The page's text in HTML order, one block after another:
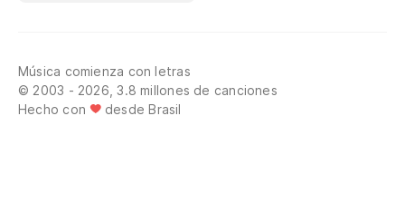
Música comienza con letras
© 2003 - 2026, 3.8 millones de canciones
Hecho con
desde Brasil